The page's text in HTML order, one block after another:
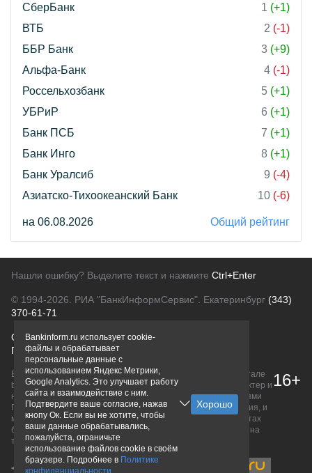
СберБанк 1 (+1)
ВТБ
2 (-1)
ББР Банк
3 (+9)
Альфа-Банк
4 (-1)
Россельхозбанк
5 (+1)
УБРиР
6 (+1)
Банк ПСБ
7 (+1)
Банк Инго
8 (+1)
Банк Уралсиб
9 (-4)
Азиатско-Тихоокеанский Банк
10 (-6)
на 06.08.2026 Общий рейтинг
Нашли ошибку? Выделите текст и нажмите Ctrl+Enter
© 1994-2026. РИА "БанкИнформСервис". Екатеринбург (343)
370-61-71
О проектеПолитика конфиденциальности
Правовая информацияДля рекламодателей
Вся информация о продуктах банков, размещенная на портале
bankinform.ru, носит исключительно ознакомительный характер и
не является публичной офертой, определяемой положениями
ГК РФ. Информация не содержит точного и полного описания, и
может быть изменена. Конечные условия уточняйте на сайтах
банков или при личном обращении. Исключительное право на
товарные знаки принадлежит их правообладателям.
16+
Bankinform.ru использует cookie-
файлы и обрабатывает
персональные данные с
использованием Яндекс Метрики,
Google Analytics. Это улучшает работу
сайта и взаимодействие с ним.
Подтвердите ваше согласие, нажав
кнопу Ок. Если вы не хотите, чтобы
ваши данные обрабатывались,
пожалуйста, ограничьте
использование файлов cookie в своём
браузере. Подробнее в Политике
конфиденциальности